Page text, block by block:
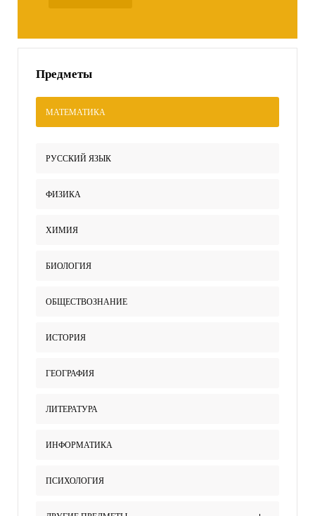
Предметы
МАТЕМАТИКА
РУССКИЙ ЯЗЫК
ФИЗИКА
ХИМИЯ
БИОЛОГИЯ
ОБЩЕСТВОЗНАНИЕ
ИСТОРИЯ
ГЕОГРАФИЯ
ЛИТЕРАТУРА
ИНФОРМАТИКА
ПСИХОЛОГИЯ